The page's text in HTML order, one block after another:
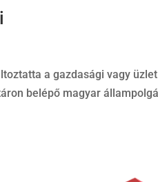
a gazdasági vagy
belépő magyar